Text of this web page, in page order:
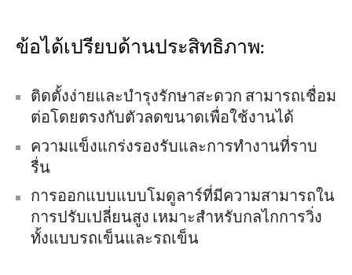
ข้อได้เปรียบด้านประสิทธิภาพ:
ติดตั้งง่ายและบำรุงรักษาสะดวก สามารถเชื่อม
ต่อโดยตรงกับตัวลดขนาดเพื่อใช้งานได้
ความแข็งแกร่งรองรับและการทำงานที่ราบ
รื่น
การออกแบบแบบโมดูลาร์ที่มีความสามารถใน
การปรับเปลี่ยนสูง เหมาะสำหรับกลไกการวิ่ง
ทั้งแบบรถเข็นและรถเข็น